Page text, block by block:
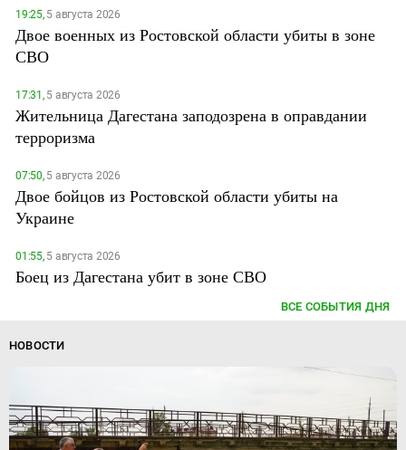
19:25,5 августа 2026
Двое военных из Ростовской области убиты в зоне
СВО
17:31,5 августа 2026
Жительница Дагестана заподозрена в оправдании
терроризма
07:50,5 августа 2026
Двое бойцов из Ростовской области убиты на
Украине
01:55,5 августа 2026
Боец из Дагестана убит в зоне СВО
ВСЕ СОБЫТИЯ ДНЯ
НОВОСТИ